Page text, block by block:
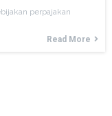
perpajakan
Read More